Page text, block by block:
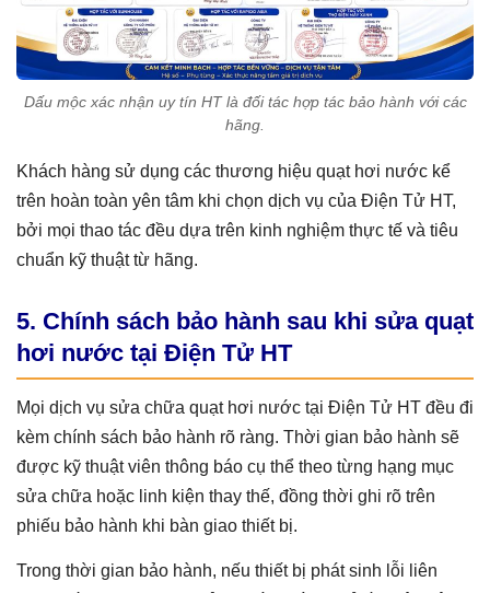
Dấu mộc xác nhận uy tín HT là đối tác hợp tác bảo hành với các
hãng.
Khách hàng sử dụng các thương hiệu quạt hơi nước kể
trên hoàn toàn yên tâm khi chọn dịch vụ của Điện Tử HT,
bởi mọi thao tác đều dựa trên kinh nghiệm thực tế và tiêu
chuẩn kỹ thuật từ hãng.
5. Chính sách bảo hành sau khi sửa quạt
hơi nước tại Điện Tử HT
Mọi dịch vụ sửa chữa quạt hơi nước tại Điện Tử HT đều đi
kèm chính sách bảo hành rõ ràng. Thời gian bảo hành sẽ
được kỹ thuật viên thông báo cụ thể theo từng hạng mục
sửa chữa hoặc linh kiện thay thế, đồng thời ghi rõ trên
phiếu bảo hành khi bàn giao thiết bị.
Trong thời gian bảo hành, nếu thiết bị phát sinh lỗi liên